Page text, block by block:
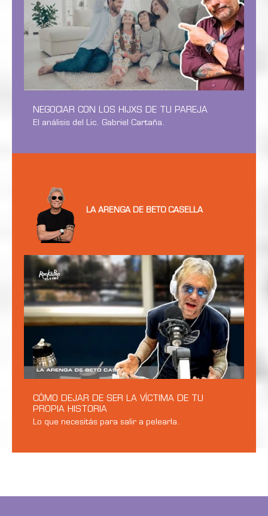
NEGOCIAR CON LOS HIJXS DE TU PAREJA
El análisis del Lic. Gabriel Cartaña.
LA ARENGA DE BETO CASELLA
CÓMO DEJAR DE SER LA VÍCTIMA DE TU
PROPIA HISTORIA
Lo que necesitás para salir a pelearla.